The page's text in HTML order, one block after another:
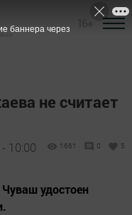
не считает
10:00 1661 0 5
удостоен
баннера через